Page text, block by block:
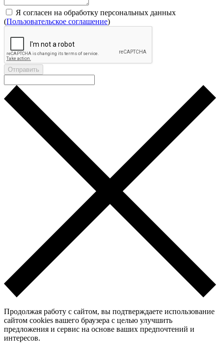
Я согласен на обработку персональных данных
(Пользовательское соглашение)
Отправить
Продолжая работу с сайтом, вы подтверждаете использование
сайтом cookies вашего браузера с целью улучшить
предложения и сервис на основе ваших предпочтений и
интересов.